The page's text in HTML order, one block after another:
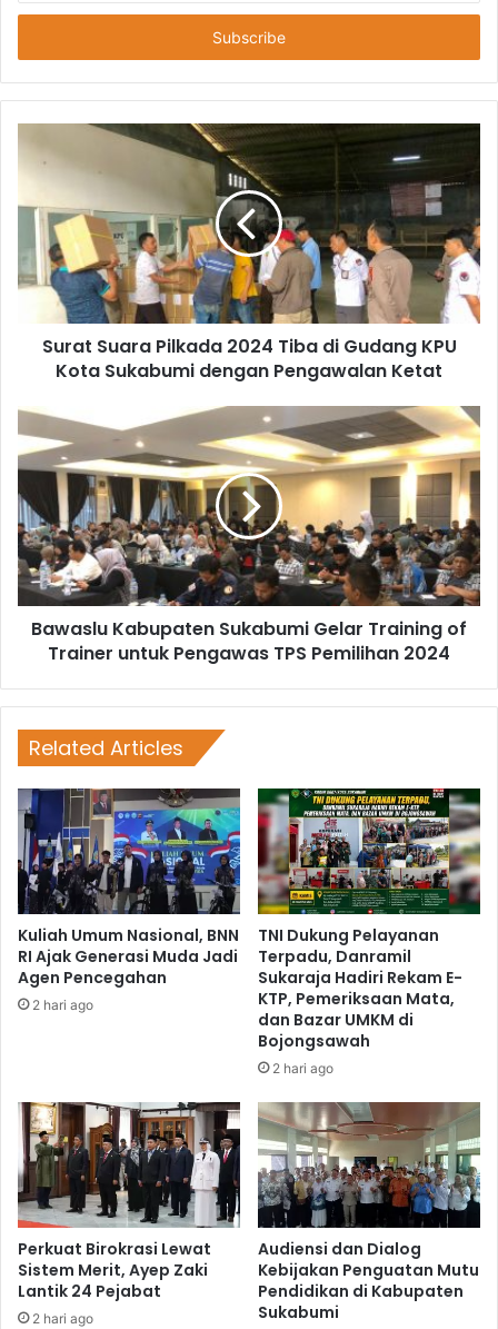
Anda
Surat Suara Pilkada 2024 Tiba di Gudang KPU
Kota Sukabumi dengan Pengawalan Ketat
Bawaslu Kabupaten Sukabumi Gelar Training of
Trainer untuk Pengawas TPS Pemilihan 2024
Related Articles
Kuliah Umum Nasional, BNN
RI Ajak Generasi Muda Jadi
Agen Pencegahan
2 hari ago
TNI Dukung Pelayanan
Terpadu, Danramil
Sukaraja Hadiri Rekam E-
KTP, Pemeriksaan Mata,
dan Bazar UMKM di
Bojongsawah
2 hari ago
Perkuat Birokrasi Lewat
Sistem Merit, Ayep Zaki
Lantik 24 Pejabat
2 hari ago
Audiensi dan Dialog
Kebijakan Penguatan Mutu
Pendidikan di Kabupaten
Sukabumi